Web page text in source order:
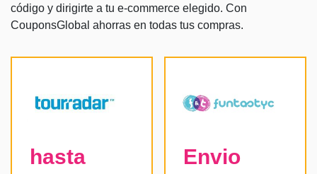
código y dirigirte a tu e-commerce elegido. Con
CouponsGlobal ahorras en todas tus compras.
hasta
Envio